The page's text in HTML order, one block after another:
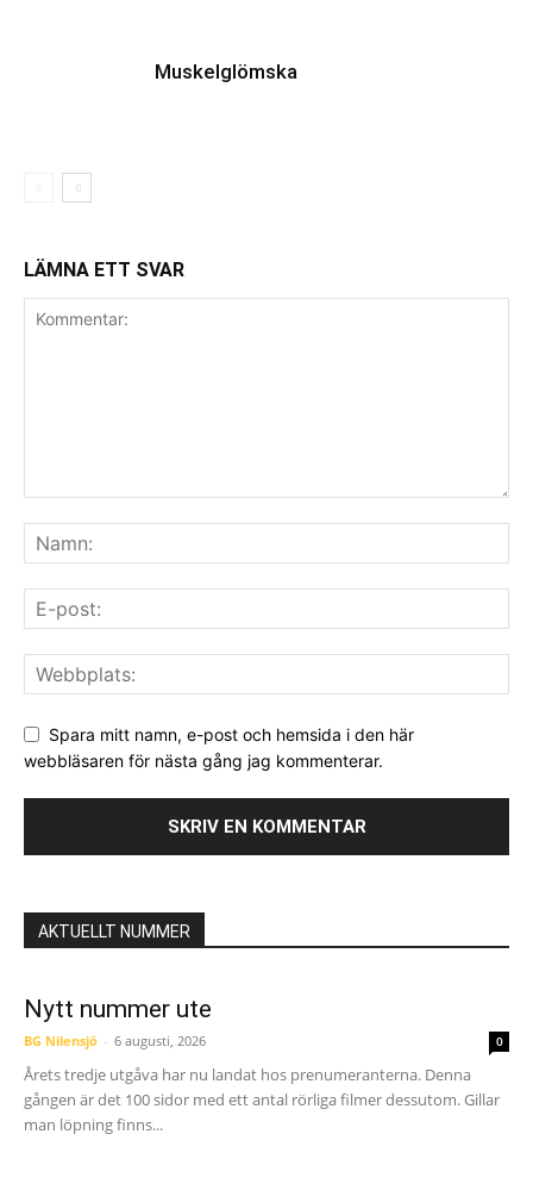
Muskelglömska
LÄMNA ETT SVAR
Spara mitt namn, e-post och hemsida i den här
webbläsaren för nästa gång jag kommenterar.
AKTUELLT NUMMER
Nytt nummer ute
BG Nilensjö - 6 augusti, 2026 0
Årets tredje utgåva har nu landat hos prenumeranterna. Denna
gången är det 100 sidor med ett antal rörliga filmer dessutom. Gillar
man löpning finns...